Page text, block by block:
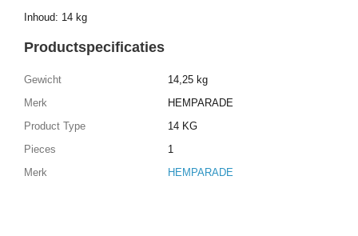
Inhoud: 14 kg
Productspecificaties
Gewicht
14,25 kg
Merk
HEMPARADE
Product Type
14 KG
Pieces
1
Merk
HEMPARADE